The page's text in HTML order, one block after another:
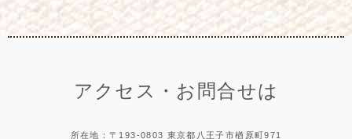
アクセス・お問合せは
所在地：〒193-0803 東京都八王子市楢原町971